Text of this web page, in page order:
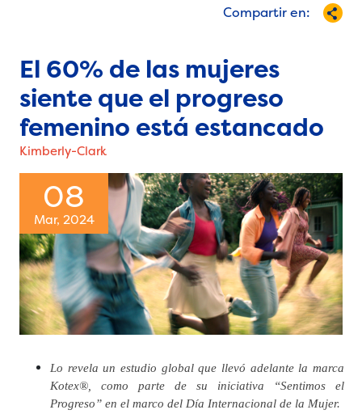
Compartir en:
El 60% de las mujeres
siente que el progreso
femenino está estancado
Kimberly-Clark
08
Mar, 2024
Lo revela un estudio global que llevó adelante la marca
Kotex®, como parte de su iniciativa “Sentimos el
Progreso” en el marco del Día Internacional de la Mujer.